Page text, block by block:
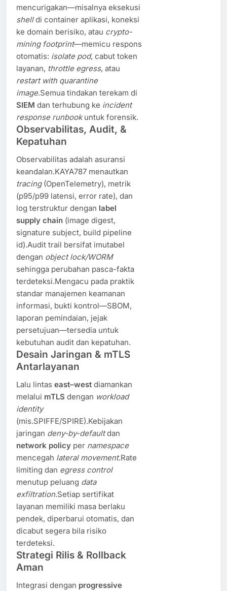
mencurigakan—misalnya eksekusi
shelldi container aplikasi, koneksi
ke domain berisiko, atau crypto-
mining footprint—memicu respons
otomatis: isolate pod, cabut token
layanan, throttle egress, atau
restart with quarantine
image.Semua tindakan terekam di
SIEM dan terhubung ke incident
response runbookuntuk forensik.
Observabilitas, Audit, &
Kepatuhan
Observabilitas adalah asuransi
keandalan.KAYA787 menautkan
tracing(OpenTelemetry), metrik
(p95/p99 latensi, error rate), dan
log terstruktur dengan label
supply chain (image digest,
signature subject, build pipeline
id).Audit trail bersifat imutabel
dengan object lock/WORM
sehingga perubahan pasca-fakta
terdeteksi.Mengacu pada praktik
standar manajemen keamanan
informasi, bukti kontrol—SBOM,
laporan pemindaian, jejak
persetujuan—tersedia untuk
kebutuhan audit dan kepatuhan.
Desain Jaringan & mTLS
Antarlayanan
Lalu lintas east–west diamankan
melalui mTLS dengan workload
identity
(mis.SPIFFE/SPIRE).Kebijakan
jaringan deny-by-defaultdan
network policy per namespace
mencegah lateral movement.Rate
limiting dan egress control
menutup peluang data
exfiltration.Setiap sertifikat
layanan memiliki masa berlaku
pendek, diperbarui otomatis, dan
dicabut segera bila risiko
terdeteksi.
Strategi Rilis & Rollback
Aman
Integrasi dengan progressive